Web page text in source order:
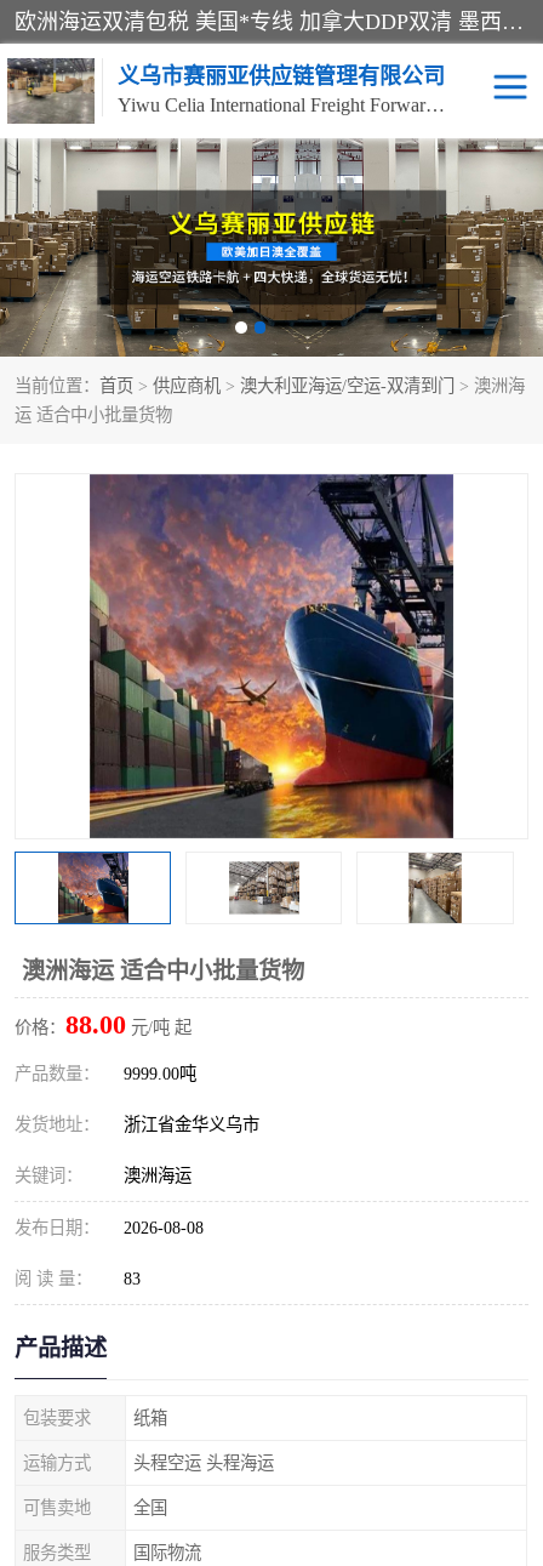
欧洲海运双清包税 美国*专线 加拿大DDP双清 墨西哥跨境空运 澳大利亚专线物流 跨境电商物流服务 国际快递到门服务 海运*渠道 一站式跨境物流解决方案 TikTok/SHEIN专线 电商平台FBA头程运输 国际铁路运输欧洲 UPS/DDHL/联邦快递跨境 美国双清到门物流 跨境*运输
义乌市赛丽亚供应链管理有限公司
Yiwu Celia International Freight Forwarding Co., Ltd
当前位置： 首页 > 供应商机 > 澳大利亚海运/空运-双清到门
> 澳洲海
运 适合中小批量货物
澳洲海运 适合中小批量货物
价格： 88.00 元/吨 起
产品数量： 9999.00吨
发货地址： 浙江省金华义乌市
关键词： 澳洲海运
发布日期： 2026-08-08
阅 读 量： 83
产品描述
包装要求 纸箱
运输方式 头程空运 头程海运
可售卖地 全国
服务类型 国际物流
美森快船 欧洲卡航
加拿大海运/空运-双清到
门
澳大利亚海运/空运-双清
到门
墨西哥海运/空运-双清到
门